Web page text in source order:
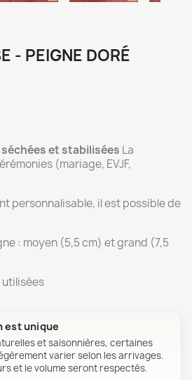
- PEIGNE DORÉ
et stabilisées La
(mariage, EVJF,
personnalisable, il est possible de
: moyen (5,5 cm) et grand (7,5
utilisées
est unique
et saisonnières, certaines
varier selon les arrivages.
et le volume seront respectés.